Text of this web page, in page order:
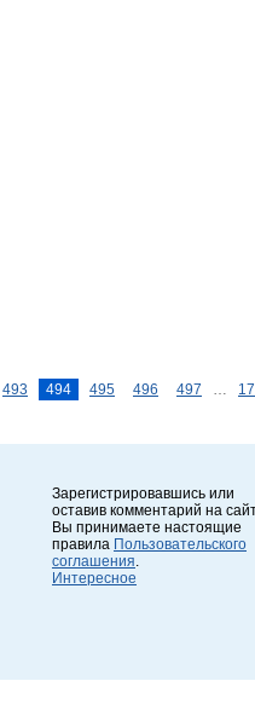
493 494 495 496 497
Зарегистрировавшись или
оставив комментарий на
Вы принимаете настоящие
правила Пользовательского
соглашения
Интересное